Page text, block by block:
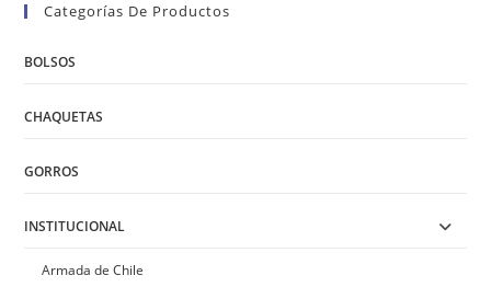
Categorías De Productos
BOLSOS
CHAQUETAS
GORROS
INSTITUCIONAL
Armada de Chile